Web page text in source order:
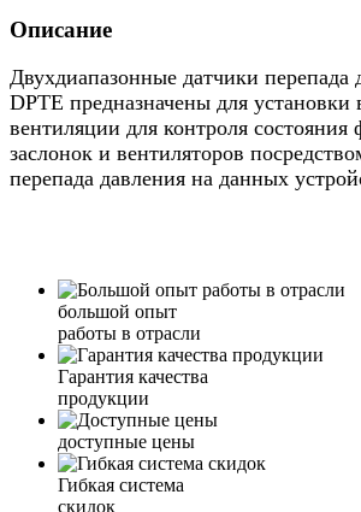
Описание
Двухдиапазонные датчики перепада
DPTE предназначены для установки
вентиляции для контроля состояния
заслонок и вентиляторов
перепада давления на данных
большой опыт
работы в отрасли
Гарантия качества
продукции
доступные цены
Гибкая система
скидок